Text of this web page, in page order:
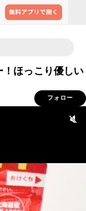
ほっこり優しい
フォロー